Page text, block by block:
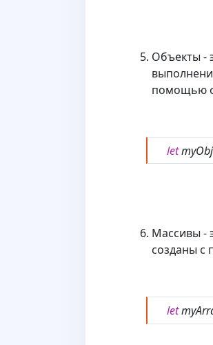
Объекты -
помощью
let
Массивы -
созданы с
let